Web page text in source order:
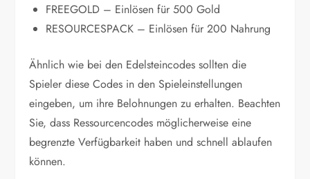
FREEGOLD – Einlösen für 500 Gold
RESOURCESPACK – Einlösen für 200 Nahrung
Ähnlich wie bei den Edelsteincodes sollten die
Spieler diese Codes in den Spieleinstellungen
eingeben, um ihre Belohnungen zu erhalten. Beachten
Sie, dass Ressourcencodes möglicherweise eine
begrenzte Verfügbarkeit haben und schnell ablaufen
können.